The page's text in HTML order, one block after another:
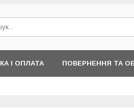
І ОПЛАТА ПОВЕРНЕННЯ ТА